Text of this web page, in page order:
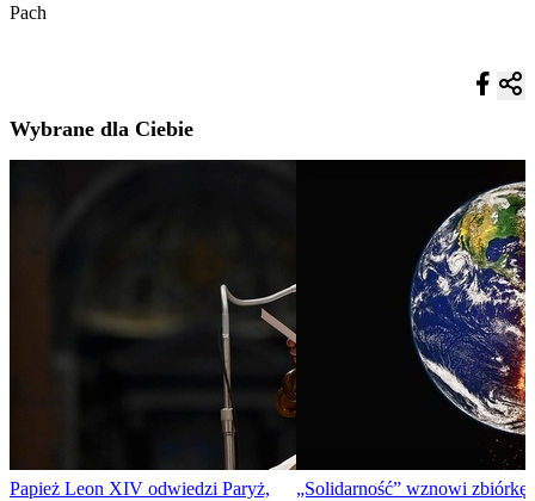
Pach
Wybrane dla Ciebie
Papież Leon XIV odwiedzi Paryż,
„Solidarność” wznowi zbiórkę